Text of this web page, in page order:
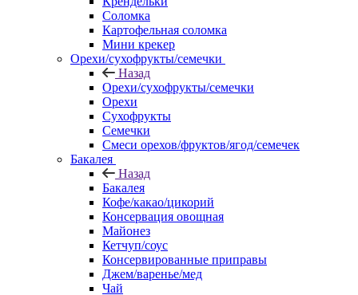
Соломка
Картофельная соломка
Мини крекер
Орехи/сухофрукты/семечки
Назад
Орехи/сухофрукты/семечки
Орехи
Сухофрукты
Семечки
Смеси орехов/фруктов/ягод/семечек
Бакалея
Назад
Бакалея
Кофе/какао/цикорий
Консервация овощная
Майонез
Кетчуп/соус
Консервированные приправы
Джем/варенье/мед
Чай